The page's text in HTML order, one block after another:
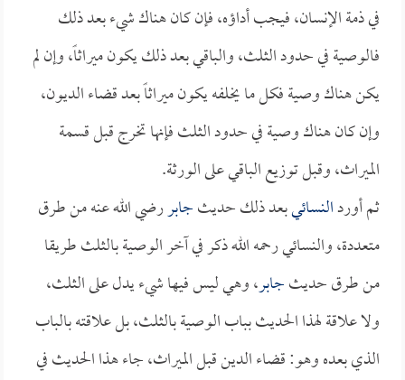
في ذمة الإنسان، فيجب أداؤه، فإن كان هناك شيء بعد ذلك
فالوصية في حدود الثلث، والباقي بعد ذلك يكون ميراثاً، وإن لم
يكن هناك وصية فكل ما يخلفه يكون ميراثاً بعد قضاء الديون،
وإن كان هناك وصية في حدود الثلث فإنها تخرج قبل قسمة
الميراث، وقبل توزيع الباقي على الورثة.
ثم أوردالنسائيبعد ذلك حديثجابررضي الله عنه من طرق
متعددة، والنسائي رحمه الله ذكر في آخر الوصية بالثلث طريقا
من طرق حديثجابر، وهي ليس فيها شيء يدل على الثلث،
ولا علاقة لهذا الحديث بباب الوصية بالثلث، بل علاقته بالباب
الذي بعده وهو: قضاء الدين قبل الميراث، جاء هذا الحديث في